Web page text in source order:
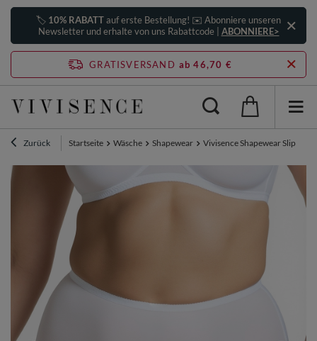
🏷️ 10% RABATTauf erste Bestellung! ✉️ Abonniere unseren
Newsletter und erhalte von uns Rabattcode | ABONNIERE>
GRATISVERSAND ab 46,70 €
Zurück Startseite Wäsche Shapewear Vivisence Shapewear Slip